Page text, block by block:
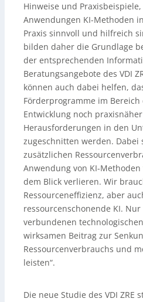
Hinweise und
Anwendungen KI-Methoden
Praxis sinnvoll und hilfreich
bilden daher die Grundlage
der entsprechenden
Beratungsangebote des VDI
können auch dabei helfen,
Förderprogramme im
Entwicklung noch
Herausforderungen in den
zugeschnitten werden. Dabei
zusätzlichen
Anwendung von KI-
dem Blick verlieren. Wir
Ressourceneffizienz, aber
ressourcenschonende KI.
verbundenen
wirksamen Beitrag zur
Ressourcenverbrauchs und
leisten“.
Die neue Studie des VDI ZRE